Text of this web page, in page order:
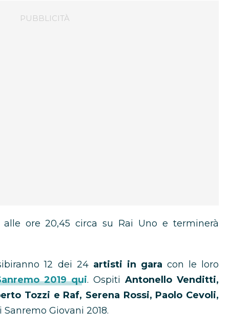
alle ore 20,45 circa su Rai Uno e terminerà
12 dei 24artisti in gara con le loro
2019 qui. Ospiti Antonello Venditti,
Tozzi e Raf, Serena Rossi, Paolo Cevoli,
Giovani 2018.